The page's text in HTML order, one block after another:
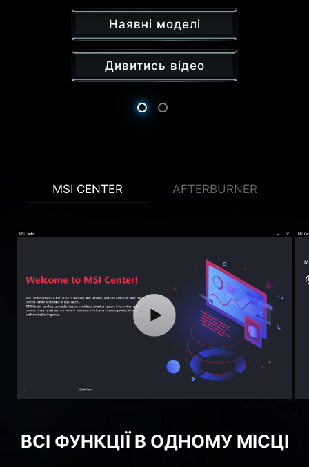
Наявні моделі
Дивитись відео
Дивитись відео
Дивитись відео
MSI CENTER AFTERBURNER
Please accept YouTube cookies to watch this video.
Accept and watch
ВСІ ФУНКЦІЇ В ОДНОМУ МІСЦІ